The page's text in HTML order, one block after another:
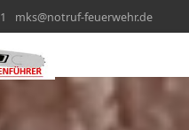
mks@notruf-feuerwehr.de